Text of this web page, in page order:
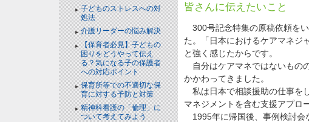
子どものストレスへの対
処法
介護リーダーの悩み解決
【保育者必見】子どもの
困りをどうやって伝え
る？気になる子の保護者
への対応ポイント
保育所等での不適切な保
育に対する予防と対策
精神科看護の「倫理」に
ついて考えてみよう
皆さんに伝えたいこと
300号記念特集の原稿依頼を
た。「日本におけるケアマネジ
と強く感じたからです。
自分はケアマネではないもの
かかわってきました。
私は日本で相談援助の仕事を
マネジメントを含む支援アプロ
1995年に帰国後、事例検討会